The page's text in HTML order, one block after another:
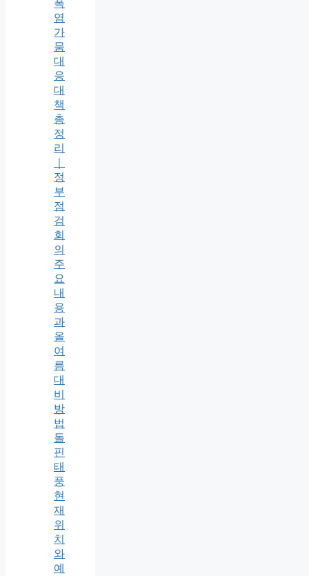
폭
염
가
뭄
대
응
대
책
총
정
리
정
부
점
검
회
의
주
요
내
용
과
올
여
름
대
비
방
법
돌
핀
태
풍
현
재
위
치
와
예